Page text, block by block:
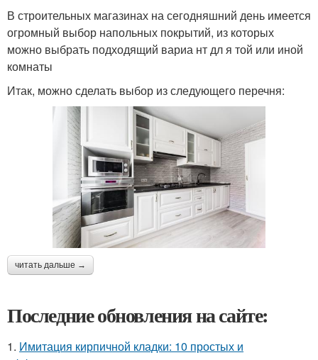
В строительных магазинах на сегодняшний день имеется
огромный выбор напольных покрытий, из которых
можно выбрать подходящий вариа нт дл я той или иной
комнаты
Итак, можно сделать выбор из следующего перечня:
читать дальше →
Последние обновления на сайте:
1. Имитация кирпичной кладки: 10 простых и